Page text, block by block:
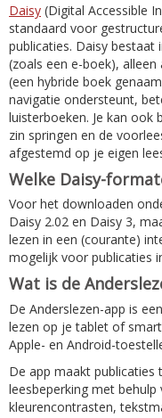
Daisy (Digital Accessible
standaard voor
publicaties. Daisy bestaat
(zoals een e-boek),
(een hybride boek
navigatie ondersteunt,
luisterboeken. Je kan ook
zin springen en de
afgestemd op je eigen
Welke Daisy-
Voor het downloaden
Daisy 2.02 en Daisy 3,
lezen in een (courante)
mogelijk voor publicaties
Wat is de
De Anderslezen-app is
lezen op je tablet of
Apple- en Android-
De app maakt
leesbeperking met
kleurencontrasten,